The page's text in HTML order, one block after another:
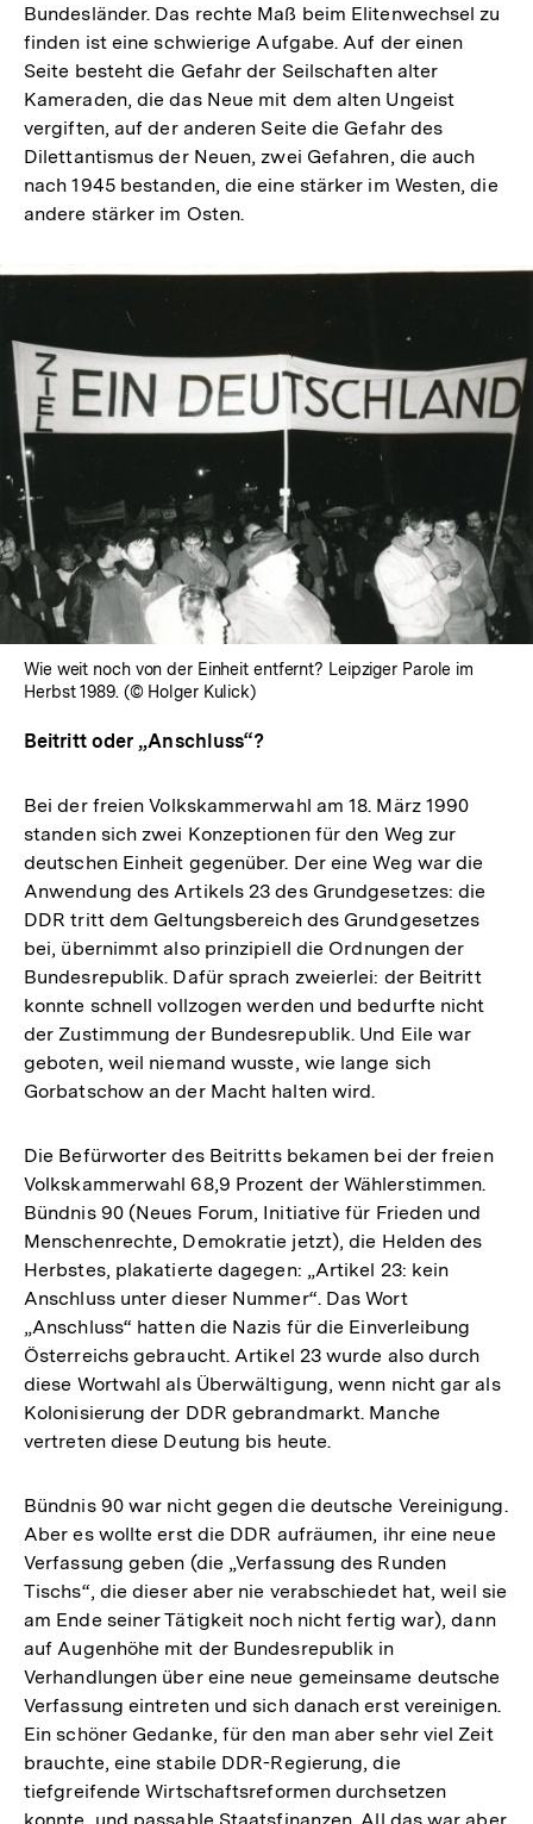
Bundesländer. Das rechte Maß beim Elitenwechsel zu
finden ist eine schwierige Aufgabe. Auf der einen
Seite besteht die Gefahr der Seilschaften alter
Kameraden, die das Neue mit dem alten Ungeist
vergiften, auf der anderen Seite die Gefahr des
Dilettantismus der Neuen, zwei Gefahren, die auch
nach 1945 bestanden, die eine stärker im Westen, die
andere stärker im Osten.
Wie weit noch von der Einheit entfernt? Leipziger Parole im
Herbst 1989. (© Holger Kulick)
Beitritt oder „Anschluss“?
Bei der freien Volkskammerwahl am 18. März 1990
standen sich zwei Konzeptionen für den Weg zur
deutschen Einheit gegenüber. Der eine Weg war die
Anwendung des Artikels 23 des Grundgesetzes: die
DDR tritt dem Geltungsbereich des Grundgesetzes
bei, übernimmt also prinzipiell die Ordnungen der
Bundesrepublik. Dafür sprach zweierlei: der Beitritt
konnte schnell vollzogen werden und bedurfte nicht
der Zustimmung der Bundesrepublik. Und Eile war
geboten, weil niemand wusste, wie lange sich
Gorbatschow an der Macht halten wird.
Die Befürworter des Beitritts bekamen bei der freien
Volkskammerwahl 68,9 Prozent der Wählerstimmen.
Bündnis 90 (Neues Forum, Initiative für Frieden und
Menschenrechte, Demokratie jetzt), die Helden des
Herbstes, plakatierte dagegen: „Artikel 23: kein
Anschluss unter dieser Nummer“. Das Wort
„Anschluss“ hatten die Nazis für die Einverleibung
Österreichs gebraucht. Artikel 23 wurde also durch
diese Wortwahl als Überwältigung, wenn nicht gar als
Kolonisierung der DDR gebrandmarkt. Manche
vertreten diese Deutung bis heute.
Bündnis 90 war nicht gegen die deutsche Vereinigung.
Aber es wollte erst die DDR aufräumen, ihr eine neue
Verfassung geben (die „Verfassung des Runden
Tischs“, die dieser aber nie verabschiedet hat, weil sie
am Ende seiner Tätigkeit noch nicht fertig war), dann
auf Augenhöhe mit der Bundesrepublik in
Verhandlungen über eine neue gemeinsame deutsche
Verfassung eintreten und sich danach erst vereinigen.
Ein schöner Gedanke, für den man aber sehr viel Zeit
brauchte, eine stabile DDR-Regierung, die
tiefgreifende Wirtschaftsreformen durchsetzen